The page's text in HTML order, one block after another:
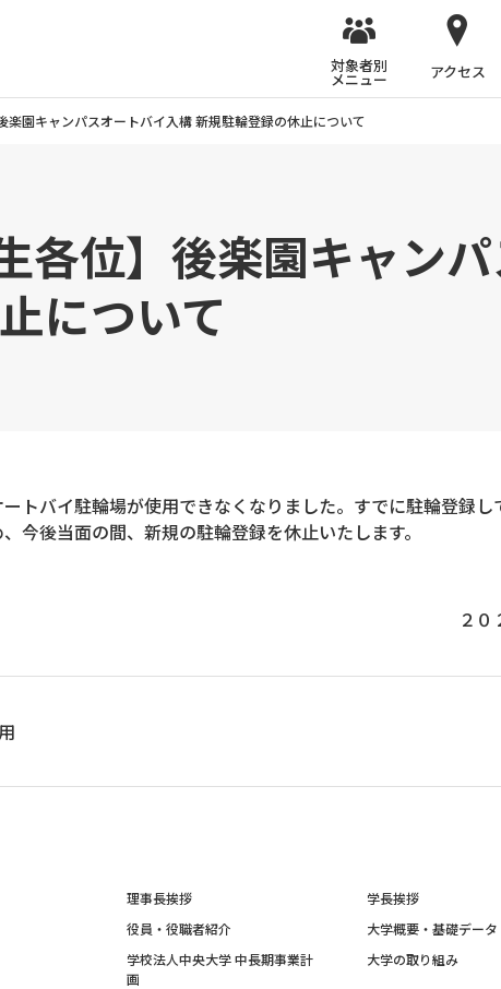
対象者別
メニュー アクセス
楽園キャンパスオートバイ入構 新規駐輪登録の休止について
各位】後楽園キャン
について
トバイ駐輪場が使用できなくなりました。すでに駐輪登録し
今後当面の間、新規の駐輪登録を休止いたします。
９月 中央
理事長挨拶 学長挨拶
役員・役職者紹介
大学概要・基礎データ
学校法人中央大学 中長期事業計
画
大学の取り組み